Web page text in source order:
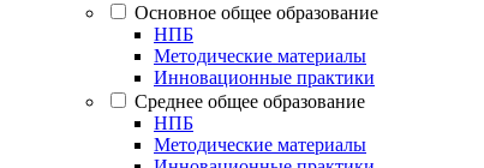
Основное общее образование
НПБ
Методические материалы
Инновационные практики
Среднее общее образование
НПБ
Методические материалы